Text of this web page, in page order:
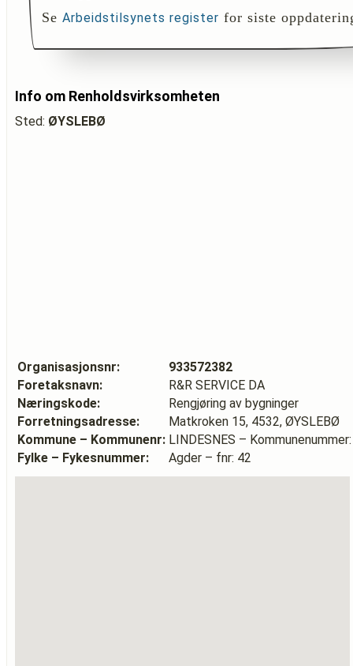
Se Arbeidstilsynets register for siste
Info om Renholdsvirksomheten
Sted: ØYSLEBØ
Organisasjonsnr:
933572382
Foretaksnavn:
R&R SERVICE DA
Næringskode:
Rengjøring av bygninger
Forretningsadresse:
Matkroken 15, 4532, ØYSLEBØ
Kommune – Kommunenr: LINDESNES –
Fylke – Fykesnummer:
Agder – fnr: 42